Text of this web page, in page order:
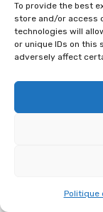
To provide the best
store and/or access
technologies will
or unique IDs on this
adversely affect
Politique